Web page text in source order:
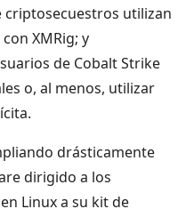
criptosecuestros utilizan
XMRig; y
de Cobalt Strike
o, al menos, utilizar
drásticamente
dirigido a los
Linux a su kit de